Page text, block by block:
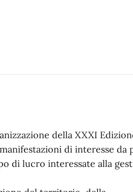
della XXXI
di interesse da
di lucro interessate alla